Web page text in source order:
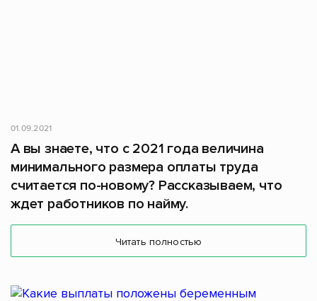
01.09.2021
А вы знаете, что с 2021 года величина
минимального размера оплаты труда
считается по-новому? Рассказываем, что
ждет работников по найму.
Читать полностью